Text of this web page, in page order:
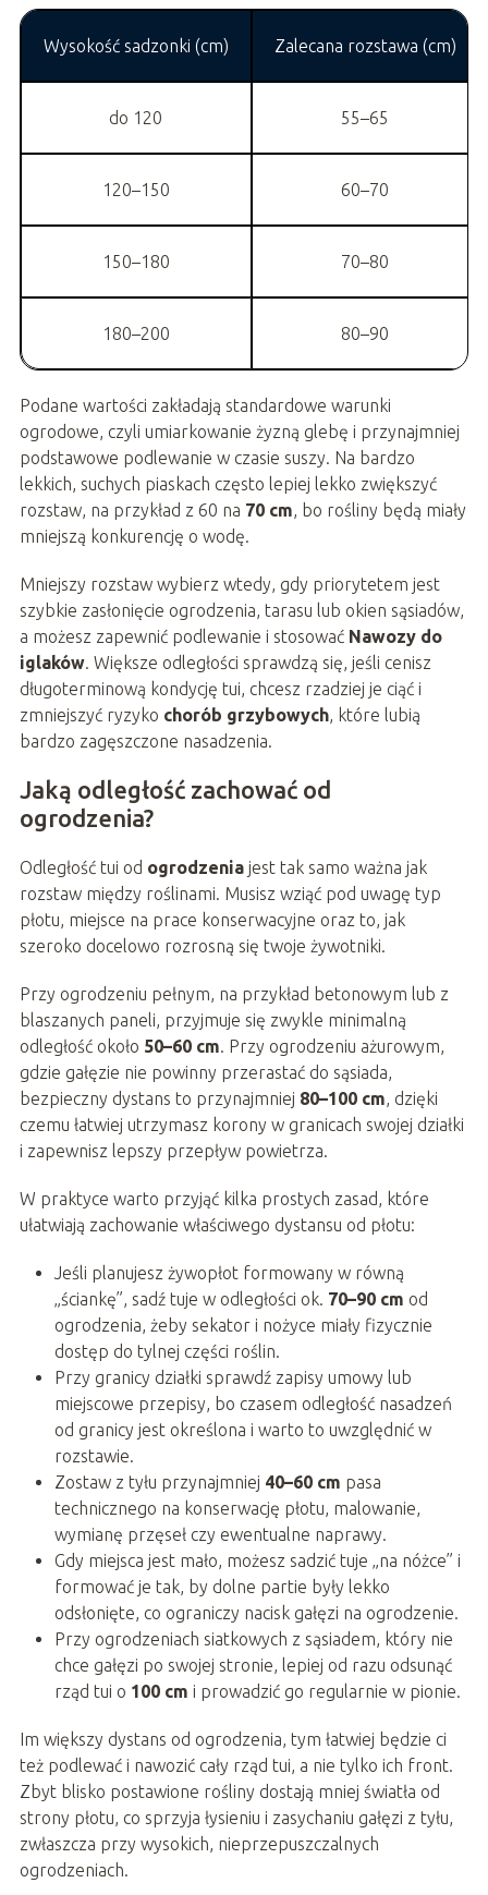
Wysokość sadzonki (cm) Zalecana rozstawa (cm)
do 120 55–65
120–150 60–70
150–180 70–80
180–200 80–90
Podane wartości zakładają standardowe warunki
ogrodowe, czyli umiarkowanie żyzną glebę i przynajmniej
podstawowe podlewanie w czasie suszy. Na bardzo
lekkich, suchych piaskach często lepiej lekko zwiększyć
rozstaw, na przykład z 60 na 70 cm , bo rośliny będą miały
mniejszą konkurencję o wodę.
Mniejszy rozstaw wybierz wtedy, gdy priorytetem jest
szybkie zasłonięcie ogrodzenia, tarasu lub okien sąsiadów,
a możesz zapewnić podlewanie i stosować Nawozy do
iglaków. Większe odległości sprawdzą się, jeśli cenisz
długoterminową kondycję tui, chcesz rzadziej je ciąć i
zmniejszyć ryzyko chorób grzybowych, które lubią
bardzo zagęszczone nasadzenia.
Jaką odległość zachować od
ogrodzenia?
Odległość tui od ogrodzeniajest tak samo ważna jak
rozstaw między roślinami. Musisz wziąć pod uwagę typ
płotu, miejsce na prace konserwacyjne oraz to, jak
szeroko docelowo rozrosną się twoje żywotniki.
Przy ogrodzeniu pełnym, na przykład betonowym lub z
blaszanych paneli, przyjmuje się zwykle minimalną
odległość około 50–60 cm . Przy ogrodzeniu ażurowym,
gdzie gałęzie nie powinny przerastać do sąsiada,
bezpieczny dystans to przynajmniej 80–100 cm , dzięki
czemu łatwiej utrzymasz korony w granicach swojej działki
i zapewnisz lepszy przepływ powietrza.
W praktyce warto przyjąć kilka prostych zasad, które
ułatwiają zachowanie właściwego dystansu od płotu:
Jeśli planujesz żywopłot formowany w równą
„ściankę”, sadź tuje w odległości ok. 70–90 cm od
ogrodzenia, żeby sekator i nożyce miały fizycznie
dostęp do tylnej części roślin.
Przy granicy działki sprawdź zapisy umowy lub
miejscowe przepisy, bo czasem odległość nasadzeń
od granicy jest określona i warto to uwzględnić w
rozstawie.
Zostaw z tyłu przynajmniej 40–60 cm pasa
technicznego na konserwację płotu, malowanie,
wymianę przęseł czy ewentualne naprawy.
Gdy miejsca jest mało, możesz sadzić tuje „na nóżce” i
formować je tak, by dolne partie były lekko
odsłonięte, co ograniczy nacisk gałęzi na ogrodzenie.
Przy ogrodzeniach siatkowych z sąsiadem, który nie
chce gałęzi po swojej stronie, lepiej od razu odsunąć
rząd tui o 100 cm i prowadzić go regularnie w pionie.
Im większy dystans od ogrodzenia, tym łatwiej będzie ci
też podlewać i nawozić cały rząd tui, a nie tylko ich front.
Zbyt blisko postawione rośliny dostają mniej światła od
strony płotu, co sprzyja łysieniu i zasychaniu gałęzi z tyłu,
zwłaszcza przy wysokich, nieprzepuszczalnych
ogrodzeniach.